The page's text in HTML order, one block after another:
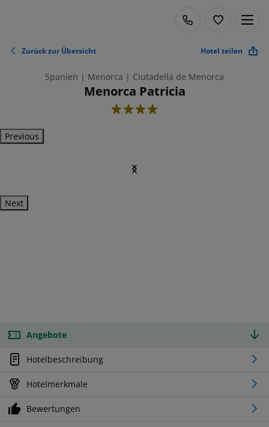
Zurück zur Übersicht Hotel teilen
Spanien | Menorca | Ciutadella de Menorca
Menorca Patricia
4
Previous
Next
Angebote
Hotelbeschreibung
Hotelmerkmale
Bewertungen